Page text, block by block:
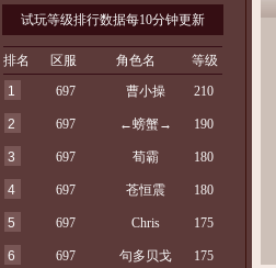
试玩等级排行数据每10分钟更新
排名 区服 角色名
等级
1
697 曹小操 210
2 697 ←螃蟹→ 190
3 697 荀霸 180
4 697 苍恒震 180
5 697 Chris 175
6 697 句多贝戈 175